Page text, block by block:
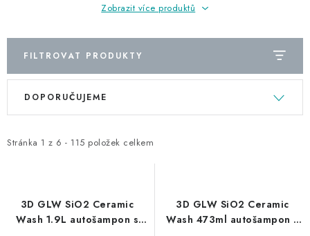
Zobrazit více produktů
FILTROVAT PRODUKTY
V
i
o
Stránka 1 z 6 - 115 položek celkem
Ř
e
DOPORUČUJEME
3D GLW SiO2 Ceramic
Wash 1.9L autošampon s
3D GLW SiO2 Ceramic
Wash 473ml autošampon s